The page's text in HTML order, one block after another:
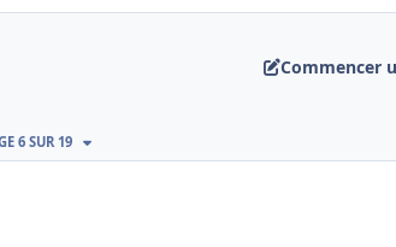
Commencer
PAGE
6 SUR 19